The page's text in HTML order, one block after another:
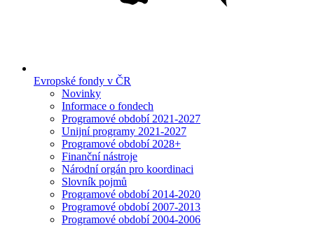
Evropské fondy v ČR
Novinky
Informace o fondech
Programové období 2021-2027
Unijní programy 2021-2027
Programové období 2028+
Finanční nástroje
Národní orgán pro koordinaci
Slovník pojmů
Programové období 2014-2020
Programové období 2007-2013
Programové období 2004-2006